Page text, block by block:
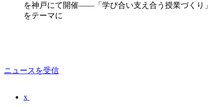
を神戸にて開催――「学び合い支え合う授業づくり」
をテーマに
ニュースを受信
x